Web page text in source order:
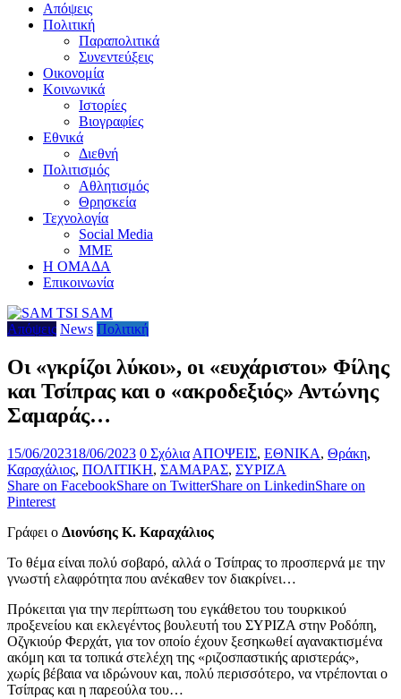
Απόψεις
Πολιτική
Παραπολιτικά
Συνεντεύξεις
Οικονομία
Κοινωνικά
Ιστορίες
Βιογραφίες
Εθνικά
Διεθνή
Πολιτισμός
Αθλητισμός
Θρησκεία
Τεχνολογία
Social Media
ΜΜΕ
Η ΟΜΑΔΑ
Επικοινωνία
Απόψεις News Πολιτική
Οι «γκρίζοι λύκοι», οι «ευχάριστοι» Φίλης
και Τσίπρας και ο «ακροδεξιός» Αντώνης
Σαμαράς…
15/06/202318/06/2023 0 Σχόλια ΑΠΟΨΕΙΣ, ΕΘΝΙΚΑ, Θράκη,
Καραχάλιος, ΠΟΛΙΤΙΚΗ, ΣΑΜΑΡΑΣ, ΣΥΡΙΖΑ
Share on FacebookShare on TwitterShare on LinkedinShare on
Pinterest
Γράφει ο Διονύσης Κ. Καραχάλιος
Το θέμα είναι πολύ σοβαρό, αλλά ο Τσίπρας το προσπερνά με την
γνωστή ελαφρότητα που ανέκαθεν τον διακρίνει…
Πρόκειται για την περίπτωση του εγκάθετου του τουρκικού
προξενείου και εκλεγέντος βουλευτή του ΣΥΡΙΖΑ στην Ροδόπη,
Οζγκιούρ Φερχάτ, για τον οποίο έχουν ξεσηκωθεί αγανακτισμένα
ακόμη και τα τοπικά στελέχη της «ριζοσπαστικής αριστεράς»,
χωρίς βέβαια να ιδρώνουν και, πολύ περισσότερο, να ντρέπονται ο
Τσίπρας και η παρεούλα του…